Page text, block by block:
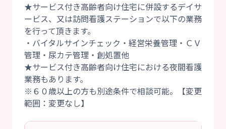
★サービス付き高齢者向け住宅に併設するデイサ
ービス、又は訪問看護ステーションで以下の業務
を行って頂きます。
・バイタルサインチェック・経営栄養管理・ＣＶ
管理・尿カテ管理・創処置他
★サービス付き高齢者向け住宅における夜間看護
業務もあります。
※６０歳以上の方も別途条件で相談可能。【変更